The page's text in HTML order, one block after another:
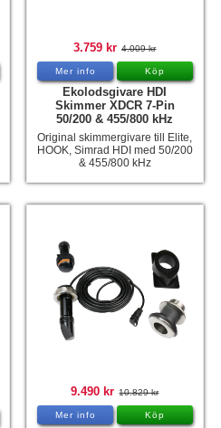
3.759 kr 4.009 kr
Mer info Köp
Ekolodsgivare HDI
Skimmer XDCR 7-Pin
50/200 & 455/800 kHz
Original skimmergivare till Elite,
HOOK, Simrad HDI med 50/200
& 455/800 kHz
9.490 kr 10.829 kr
Mer info Köp